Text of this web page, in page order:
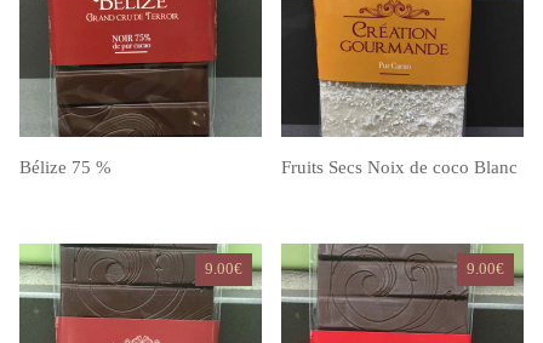
Bélize 75 % Fruits Secs Noix de coco Blanc
9.00€ 9.00€